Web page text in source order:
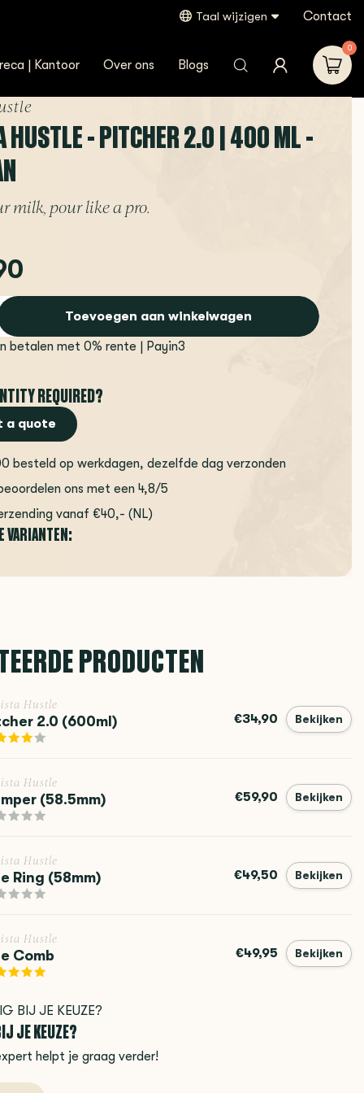
Taal wijzigen Contact
| Kantoor Over ons Blogs
0
HUSTLE - PITCHER 2.0 | 400 ML -
milk, pour like a pro.
Toevoegen aan winkelwagen
betalen met 0% rente | Payin3
REQUIRED?
a quote
besteld op werkdagen, dezelfde dag verzonden
ons met een 4,8/5
vanaf €40,- (NL)
VARIANTEN:
PRODUCTEN
Hustle
2.0 (600ml) €34,90 Bekijken
Hustle
(58.5mm) €59,90 Bekijken
Hustle
Ring (58mm) €49,50 Bekijken
Hustle
Comb €49,95 Bekijken
JE KEUZE?
helpt je graag verder!